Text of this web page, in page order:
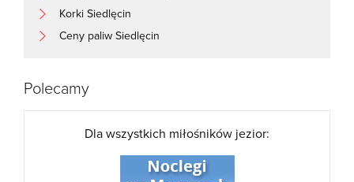
Korki Siedlęcin
Ceny paliw Siedlęcin
Polecamy
Dla wszystkich miłośników jezior: